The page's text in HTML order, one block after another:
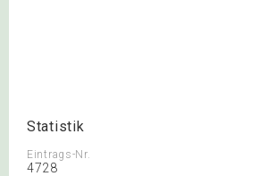
Statistik
Eintrags-Nr.
4728